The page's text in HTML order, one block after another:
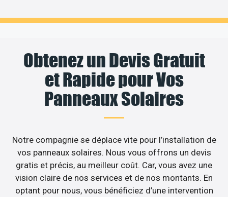
Obtenez un Devis Gratuit
et Rapide pour Vos
Panneaux Solaires
Notre compagnie se déplace vite pour l’installation de
vos panneaux solaires. Nous vous offrons un devis
gratis et précis, au meilleur coût. Car, vous avez une
vision claire de nos services et de nos montants. En
optant pour nous, vous bénéficiez d’une intervention